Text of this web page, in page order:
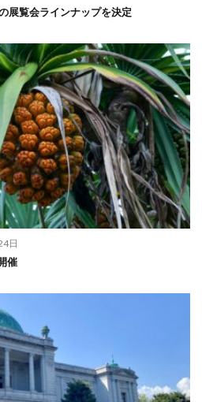
展覧会ラインナップを決定
日
催